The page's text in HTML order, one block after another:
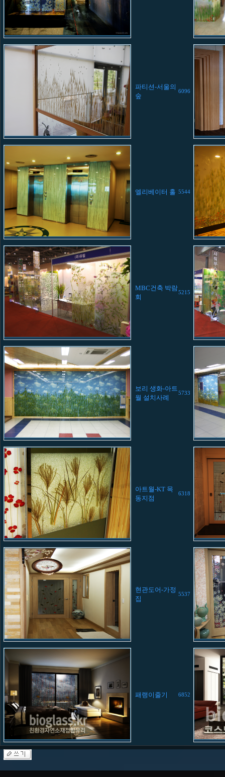
파티션-서울의
숲
6096
엘리베이터 홀 5544
MBC건축 박람
회
5215
보리 생화-아트
월 설치사례
5733
아트월-KT 목
동지점
6318
현관도어-가정
집
5537
패랭이줄기 6852